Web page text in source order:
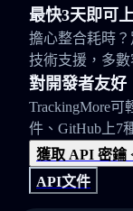
最快3天即可
擔心整合耗時
技術支援，多數
對開發者友好
TrackingMore
件、GitHub上7
獲取 API 密鑰
API文件